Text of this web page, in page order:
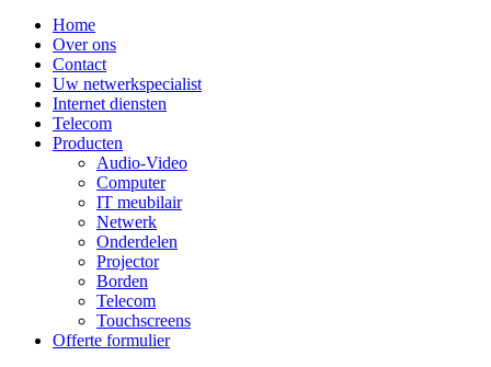
Home
Over ons
Contact
Uw netwerkspecialist
Internet diensten
Telecom
Producten
Audio-Video
Computer
IT meubilair
Netwerk
Onderdelen
Projector
Borden
Telecom
Touchscreens
Offerte formulier